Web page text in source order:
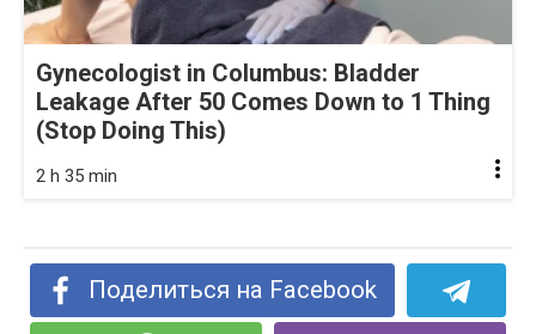
Gynecologist in Columbus: Bladder
Leakage After 50 Comes Down to 1 Thing
(Stop Doing This)
2 h 35 min
Поделиться на Facebook